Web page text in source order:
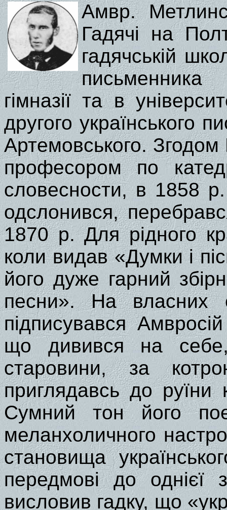
Амвр.
Гадячі на
гадячській
гімназії та в
другого українського
Артемовського.
професором по
словесности, в 1858
одслонився,
1870 р. Для рідного
коли видав «Думки і
його дуже гарний
песни». На власних
підписувався
що дивився на себе,
старовини, за
приглядавсь до руїни
Сумний тон його
меланхоличного
становища
передмові до однієї
висловив гадку, що